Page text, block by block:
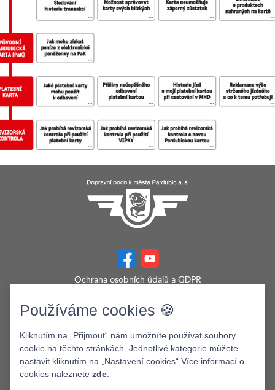
Ochrana osobních údajů a GDPR
Zobrazit verzi webu pro PC
©2026. Dopravní podnik města Pardubic a.s.
Používáme cookies 🍪
Kliknutím na „Přijmout“ nám umožníte používat soubory
cookie na těchto stránkách. Jednotlivé kategorie můžete
nastavit kliknutím na „Nastavení cookies“ Více informací o
cookies naleznete zde